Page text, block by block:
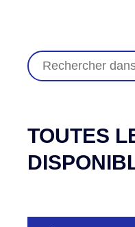
TOUTES